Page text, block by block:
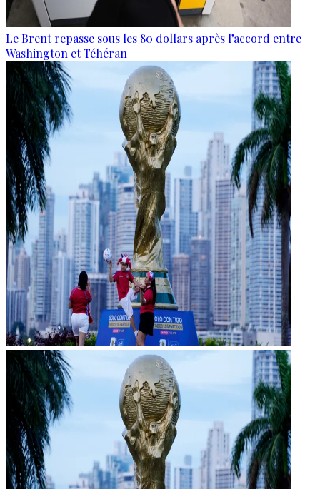
Le Brent repasse sous les 80 dollars après l’accord entre
Washington et Téhéran